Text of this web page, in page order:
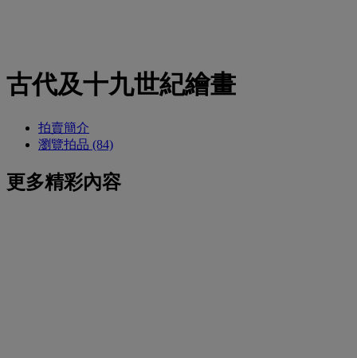
古代及十九世紀繪畫
拍賣簡介
瀏覽拍品 (84)
更多精彩內容